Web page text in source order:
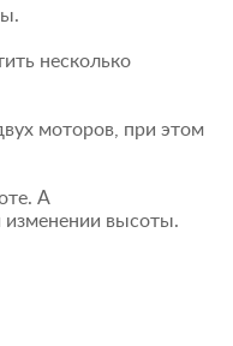
несколько
моторов, при этом
А
изменении высоты.